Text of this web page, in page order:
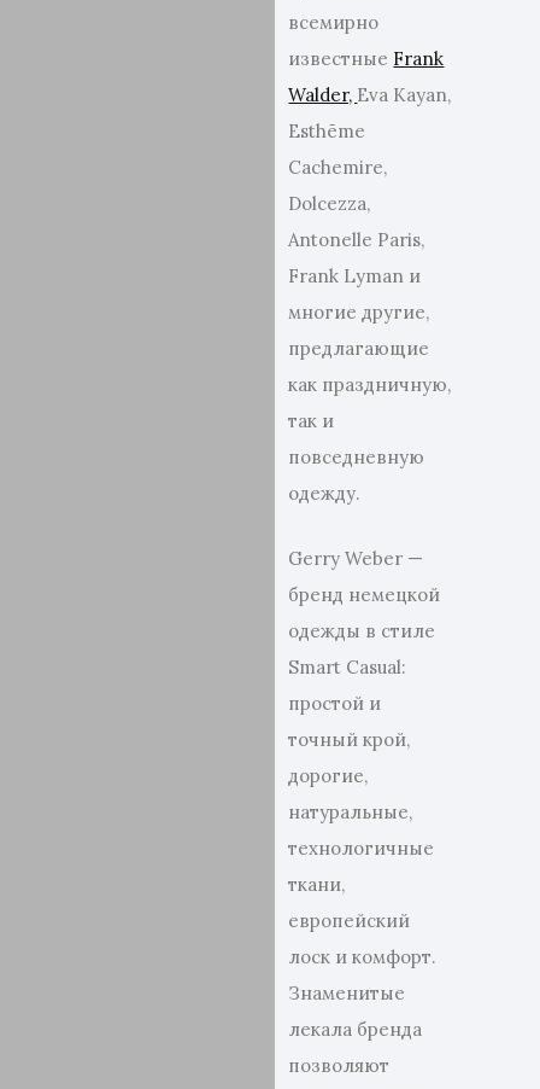
всемирно
известные Frank
Walder, Eva Kayan,
Esthēme
Cachemire,
Dolcezza,
Antonelle Paris,
Frank Lyman и
многие другие,
предлагающие
как праздничную,
так и
повседневную
одежду.
Gerry Weber —
бренд немецкой
одежды в стиле
Smart Casual:
простой и
точный крой,
дорогие,
натуральные,
технологичные
ткани,
европейский
лоск и комфорт.
Знаменитые
лекала бренда
позволяют